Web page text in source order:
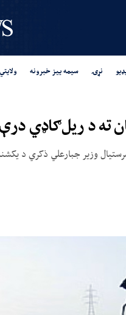
نړۍ سیمه ییز خبرونه
ته د ریل‌ګاډي
وزیر جبارعلي ذکري د